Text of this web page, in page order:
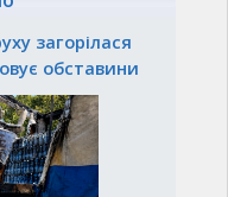
загорілася
обставини